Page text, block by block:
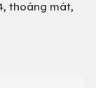
thoáng mát,